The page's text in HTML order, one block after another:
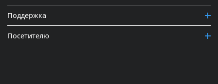
Поддержка
Посетителю